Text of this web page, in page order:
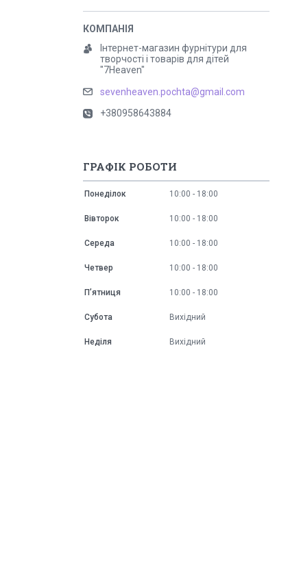
Інтернет-магазин фурнітури для
творчості і товарів для дітей
"7Heaven"
sevenheaven.pochta@gmail.com
+380958643884
ГРАФІК РОБОТИ
Понеділок 10:00 18:00
Вівторок 10:00 18:00
Середа 10:00 18:00
Четвер 10:00 18:00
Пʼятниця 10:00 18:00
Субота Вихідний
Неділя Вихідний